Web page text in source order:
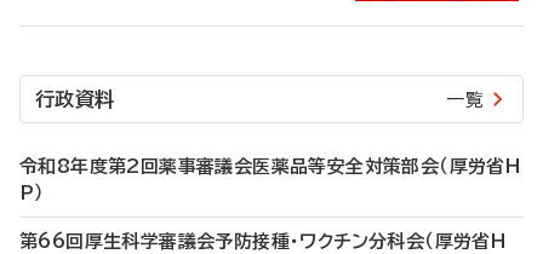
行政資料 一覧
令和8年度第2回薬事審議会医薬品等安全対策部会（厚労省H
P）
第66回厚生科学審議会予防接種・ワクチン分科会（厚労省H